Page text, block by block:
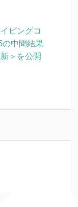
ピングコ
の中間結果
＞を公開